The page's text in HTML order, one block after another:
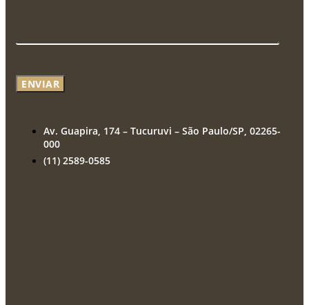
ENVIAR
Av. Guapira, 174 – Tucuruvi – São Paulo/SP, 02265-
000
(11) 2589-0585